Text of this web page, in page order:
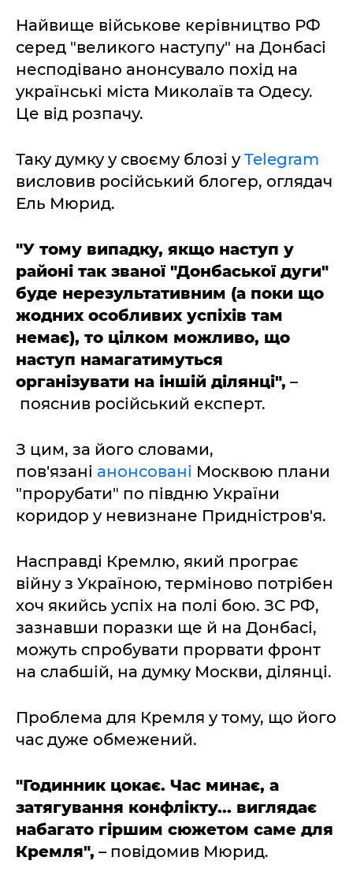
Найвище військове керівництво РФ
серед "великого наступу" на Донбасі
несподівано анонсувало похід на
українські міста Миколаїв та Одесу.
Це від розпачу.
Таку думку у своєму блозі уTelegram
висловив російський блогер, оглядач
Ель Мюрид.
"У тому випадку, якщо наступ у
районі так званої "Донбаської дуги"
буде нерезультативним (а поки що
жодних особливих успіхів там
немає), то цілком можливо, що
наступ намагатимуться
організувати на іншій ділянці", –
пояснив російський експерт.
З цим, за його словами,
пов'язані анонсовані Москвою плани
"прорубати" по півдню України
коридор у невизнане Придністров'я.
Насправді Кремлю, який програє
війну з Україною, терміново потрібен
хоч якийсь успіх на полі бою. ЗС РФ,
зазнавши поразки ще й на Донбасі,
можуть спробувати прорвати фронт
на слабшій, на думку Москви, ділянці.
Проблема для Кремля у тому, що його
час дуже обмежений.
"Годинник цокає. Час минає, а
затягування конфлікту... виглядає
набагато гіршим сюжетом саме для
Кремля", – повідомив Мюрид.